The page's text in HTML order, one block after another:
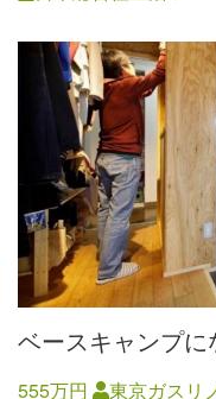
ベースキャンプに
555万円 東京ガスリ